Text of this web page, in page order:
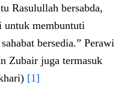
Rasulullah bersabda,
untuk membuntuti
bersedia.” Perawi
Zubair juga termasuk
[1]